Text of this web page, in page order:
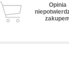
Opinia